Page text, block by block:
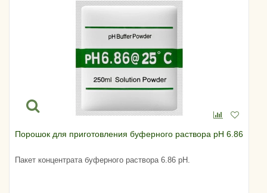
Порошок для приготовления буферного раствора pH 6.86
Пакет концентрата буферного раствора 6.86 pH.